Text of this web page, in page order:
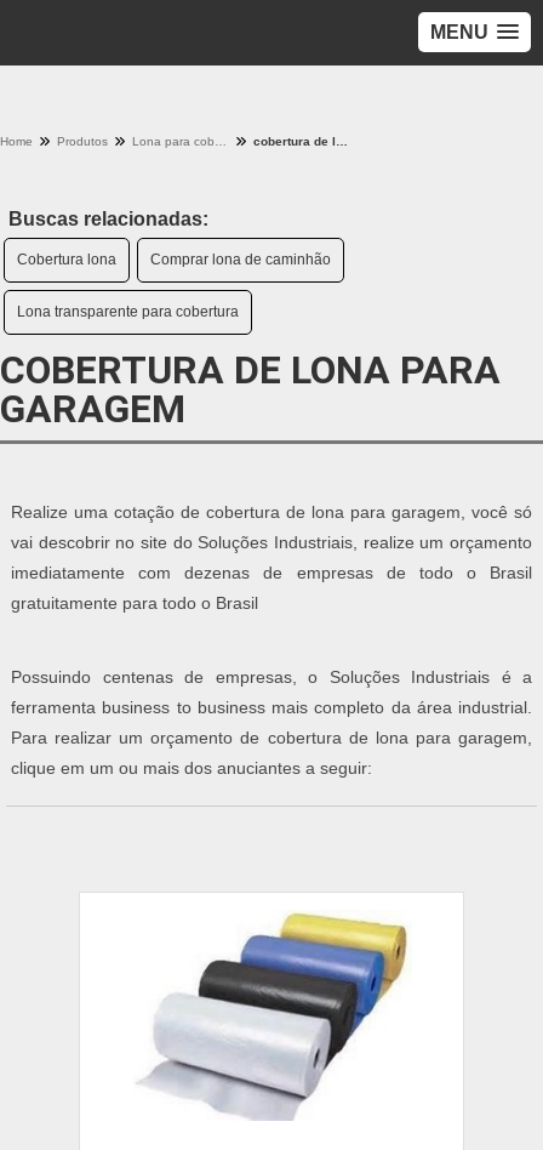
MENU
Home Produtos
Buscas relacionadas:
Cobertura lona Comprar lona de caminhão
Lona transparente para cobertura
COBERTURA DE LONA PARA
GARAGEM
Realize uma cotação de cobertura de lona para garagem, você só
vai descobrir no site do Soluções Industriais, realize um orçamento
imediatamente com dezenas de empresas de todo o Brasil
gratuitamente para todo o Brasil
Possuindo centenas de empresas, o Soluções Industriais é a
ferramenta business to business mais completo da área industrial.
Para realizar um orçamento de cobertura de lona para garagem,
clique em um ou mais dos anuciantes a seguir: